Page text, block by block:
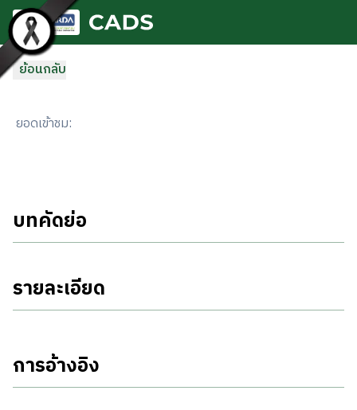
ข้ามไปยังเนื้อหาหลัก
ย้อนกลับ
ยอดเข้าชม:
บทคัดย่อ
รายละเอียด
การอ้างอิง